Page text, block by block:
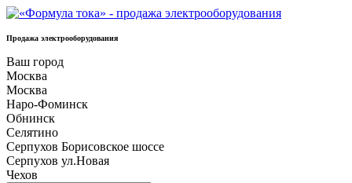
Продажа электрооборудования
Ваш город
Москва
Москва
Наро-Фоминск
Обнинск
Селятино
Серпухов Борисовское шоссе
Серпухов ул.Новая
Чехов